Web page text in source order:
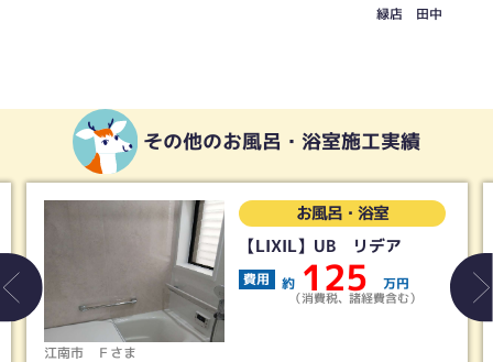
緑店 田中
その他のお風呂・浴室施工実績
お風呂・浴室
【LIXIL】UB リデア
費用 125 万円
（消費税、諸経費含む） 費